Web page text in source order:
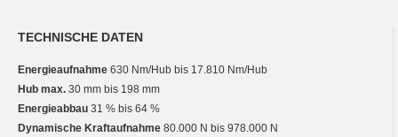
TECHNISCHE DATEN
Energieaufnahme 630 Nm/Hub bis 17.810 Nm/Hub
Hub max. 30 mm bis 198 mm
Energieabbau 31 % bis 64 %
Dynamische Kraftaufnahme 80.000 N bis 978.000 N